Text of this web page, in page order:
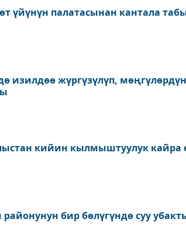
үйүнүн палатасынан кантала
изилдөө жүргүзүлүп,
кийин кылмыштуулук кайра
бир бөлүгүндө суу